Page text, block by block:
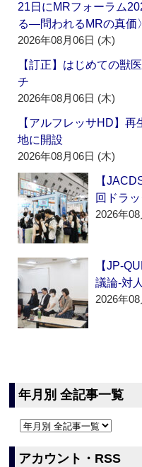
21日にMRフォーラム
る―問われるMRの真
2026年08月06日 (木)
【訂正】はじめての
チ
2026年08月06日 (木)
【アルフレッサHD】
地に開設
2026年08月06日 (木)
【
回ドラ
2026年
【JP-
議論‐対
2026年
年月別 全記事一覧
アカウント・RSS